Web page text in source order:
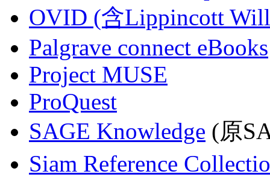
OVID (含Lippincott
Palgrave connect eBooks
Project MUSE
ProQuest
SAGE Knowledge (原
Siam Reference